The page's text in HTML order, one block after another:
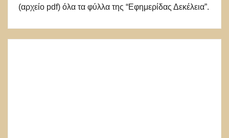
(αρχείο pdf) όλα τα φύλλα της “Εφημερίδας Δεκέλεια”.